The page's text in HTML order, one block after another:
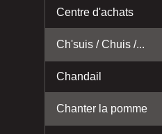
Centre d'achats
Ch'suis / Chuis /...
Chandail
Chanter la pomme